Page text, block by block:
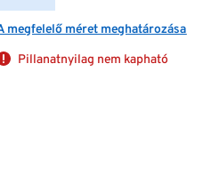
megfelelő méret meghatározása
Pillanatnyilag nem kapható